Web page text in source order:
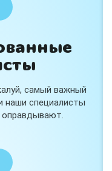
самый важный
наши специалисты
оправдывают.
+
ногах?
ортопед-
Зарефуллович